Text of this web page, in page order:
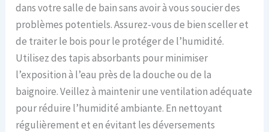
dans votre salle de bain sans avoir à vous soucier des
problèmes potentiels. Assurez-vous de bien sceller et
de traiter le bois pour le protéger de l’humidité.
Utilisez des tapis absorbants pour minimiser
l’exposition à l’eau près de la douche ou de la
baignoire. Veillez à maintenir une ventilation adéquate
pour réduire l’humidité ambiante. En nettoyant
régulièrement et en évitant les déversements